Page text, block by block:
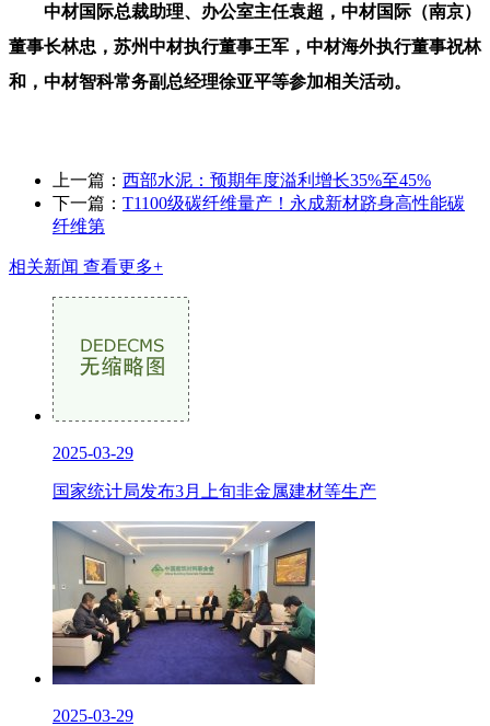
中材国际总裁助理、办公室主任袁超，中材国际（南京）
董事长林忠，苏州中材执行董事王军，中材海外执行董事祝林
和，中材智科常务副总经理徐亚平等参加相关活动。
上一篇： 西部水泥：预期年度溢利增长35%至45%
下一篇： T1100级碳纤维量产！永成新材跻身高性能碳
纤维第
相关新闻 查看更多+
2025-03-29
国家统计局发布3月上旬非金属建材等生产
2025-03-29